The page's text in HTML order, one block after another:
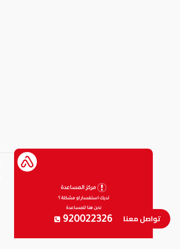
تواصل معنا
مركز المساعدة
لديك استفسار او مشكلة ؟
نحن هنا للمساعدة
920022326